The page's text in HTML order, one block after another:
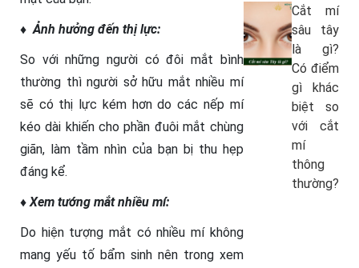
♦ Ảnh hưởng đến thị lực:
So với những người có đôi mắt bình
thường thì người sở hữu mắt nhiều mí
sẽ có thị lực kém hơn do các nếp mí
kéo dài khiến cho phần đuôi mắt chùng
giãn, làm tầm nhìn của bạn bị thu hẹp
đáng kể.
♦ Xem tướng mắt nhiều mí:
Do hiện tượng mắt có nhiều mí không
mang yếu tố bẩm sinh nên trong xem
Cắt mí
sâu tây
là gì?
Có điểm
gì khác
biệt so
với cắt
mí
thông
thường?